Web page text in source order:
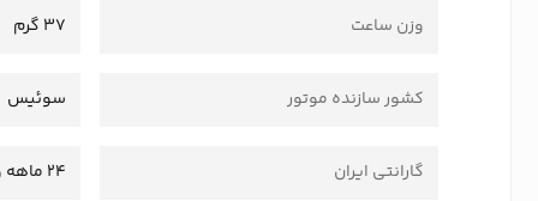
وزن ساعت 37 گرم
کشور سازنده موتور سوئیس
گارانتی ایران 24 ماهه وستا سرویس